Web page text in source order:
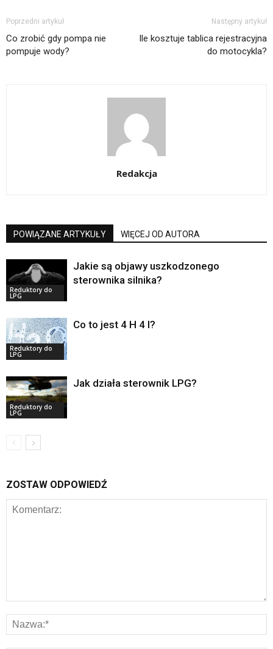
Poprzedni artykuł
Co zrobić gdy pompa nie
pompuje wody?
Następny artykuł
Ile kosztuje tablica rejestracyjna
do motocykla?
Redakcja
POWIĄZANE ARTYKUŁY WIĘCEJ OD AUTORA
Reduktory do
LPG
Jakie są objawy uszkodzonego
sterownika silnika?
Reduktory do
LPG
Co to jest 4 H 4 l?
Reduktory do
LPG
Jak działa sterownik LPG?
ZOSTAW ODPOWIEDŹ